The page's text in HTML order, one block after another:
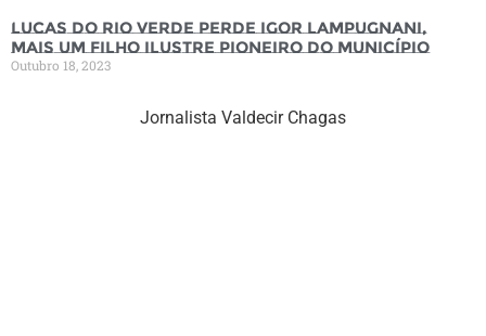
Lucas do Rio Verde perde Igor Lampugnani,
mais um filho ilustre pioneiro do município
Outubro 18, 2023
Jornalista Valdecir Chagas